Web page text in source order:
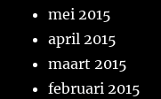
mei 2015
april 2015
maart 2015
februari 2015